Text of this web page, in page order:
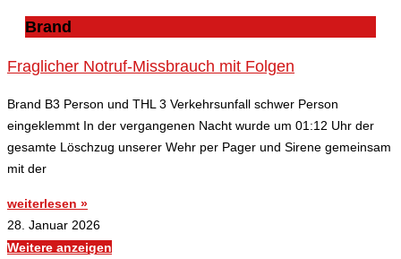
Brand
Fraglicher Notruf-Missbrauch mit Folgen
Brand B3 Person und THL 3 Verkehrsunfall schwer Person
eingeklemmt In der vergangenen Nacht wurde um 01:12 Uhr der
gesamte Löschzug unserer Wehr per Pager und Sirene gemeinsam
mit der
weiterlesen »
28. Januar 2026
Weitere anzeigen